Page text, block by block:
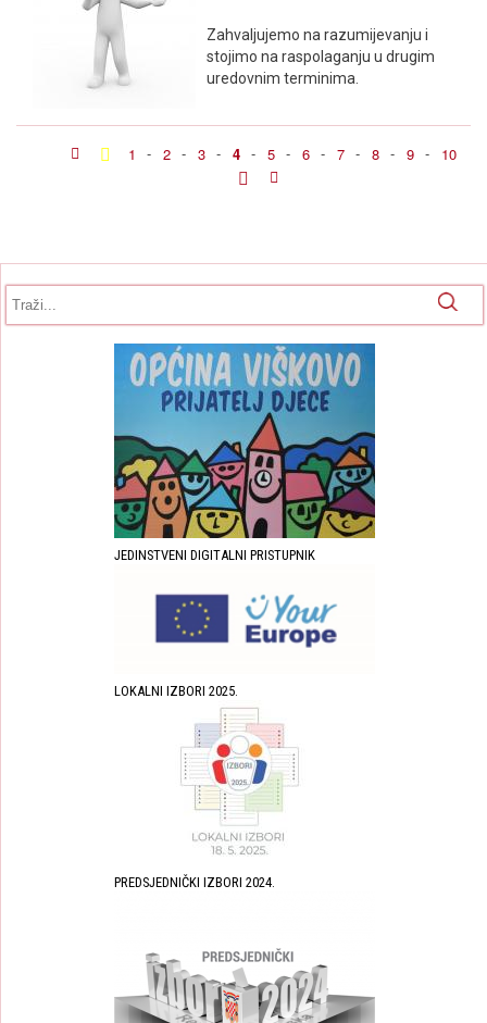
Zahvaljujemo na razumijevanju i
stojimo na raspolaganju u drugim
uredovnim terminima.
1 - 2 - 3 - 4 - 5 - 6 - 7 - 8 - 9 - 10
JEDINSTVENI DIGITALNI PRISTUPNIK
LOKALNI IZBORI 2025.
PREDSJEDNIČKI IZBORI 2024.